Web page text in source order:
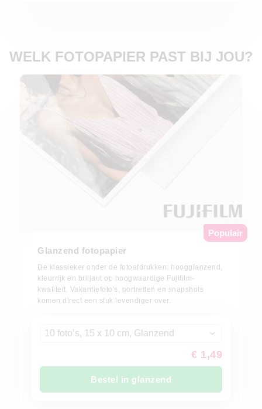
WELK FOTOPAPIER PAST BIJ JOU?
Populair
Glanzend fotopapier
De klassieker onder de fotoafdrukken: hoogglanzend,
kleurrijk en briljant op hoogwaardige Fujifilm-
kwaliteit. Vakantiefoto's, portretten en snapshots
komen direct een stuk levendiger over.
10 foto’s, 15 x 10 cm, Glanzend
€ 1,49
Bestel in glanzend